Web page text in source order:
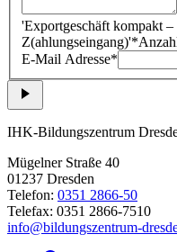
'Exportgeschäft kompakt
Z(ahlungseingang)'*
E-Mail Adresse*
IHK-Bildungszentrum
Mügelner Straße 40
01237 Dresden
Telefon: 0351 2866-50
Telefax: 0351 2866-7510
info@bildungszentrum-